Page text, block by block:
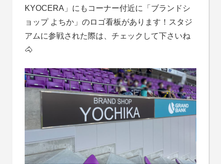
KYOCERA」にもコーナー付近に「ブランドシ
ョップ よちか」のロゴ看板があります！スタジ
アムに参戦された際は、チェックして下さいね
🐴